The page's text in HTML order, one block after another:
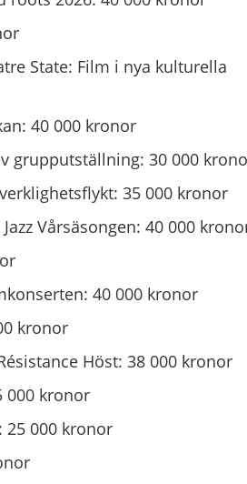
State: Film i nya kulturella
40 000 kronor
grupputställning: 30 000
35 000 kronor
Vårsäsongen: 40 000
40 000 kronor
kronor
Höst: 38 000 kronor
000 kronor
25 000 kronor